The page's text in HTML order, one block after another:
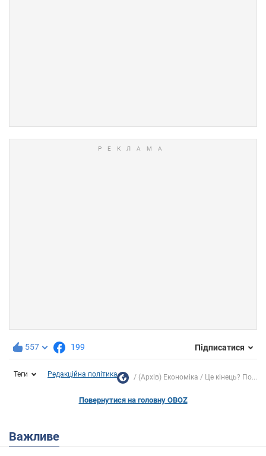
557 199 Підписатися
Теги Редакційна політика (Архів) Економіка Це кінець? По...
Повернутися на головну OBOZ
Важливе